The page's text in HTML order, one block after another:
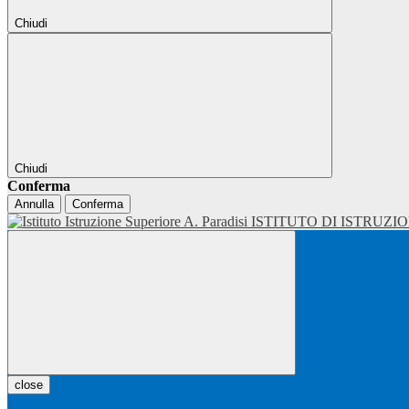
Chiudi
Chiudi
Conferma
Annulla Conferma
ISTITUTO DI
close